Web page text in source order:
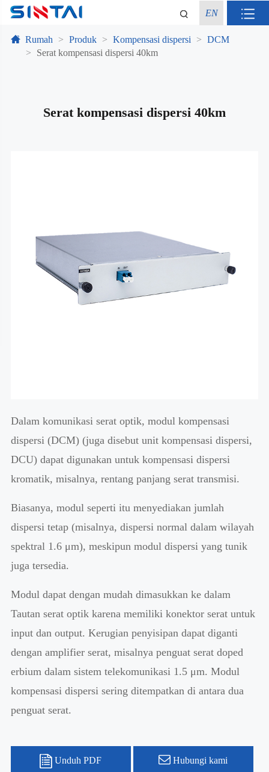
EN
Rumah Produk Kompensasi dispersi
DCM
Serat kompensasi dispersi 40km
Serat kompensasi dispersi 40km
Dalam komunikasi serat optik, modul kompensasi
dispersi (DCM) (juga disebut unit kompensasi dispersi,
DCU) dapat digunakan untuk kompensasi dispersi
kromatik, misalnya, rentang panjang serat transmisi.
Biasanya, modul seperti itu menyediakan jumlah
dispersi tetap (misalnya, dispersi normal dalam wilayah
spektral 1.6 μm), meskipun modul dispersi yang tunik
juga tersedia.
Modul dapat dengan mudah dimasukkan ke dalam
Tautan serat optik karena memiliki konektor serat untuk
input dan output. Kerugian penyisipan dapat diganti
dengan amplifier serat, misalnya penguat serat doped
erbium dalam sistem telekomunikasi 1.5 μm. Modul
kompensasi dispersi sering ditempatkan di antara dua
penguat serat.
Unduh PDF Hubungi kami